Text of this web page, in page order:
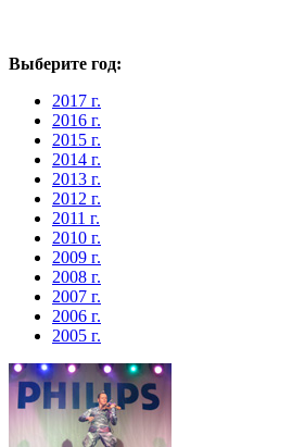
Выберите год:
2017 г.
2016 г.
2015 г.
2014 г.
2013 г.
2012 г.
2011 г.
2010 г.
2009 г.
2008 г.
2007 г.
2006 г.
2005 г.